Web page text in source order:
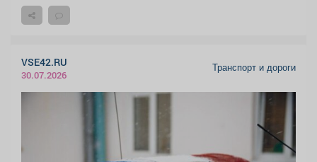
VSE42.RU
30.07.2026
Транспорт и дороги